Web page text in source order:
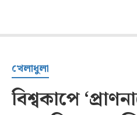
খেলাধুলা
বিশ্বকাপে